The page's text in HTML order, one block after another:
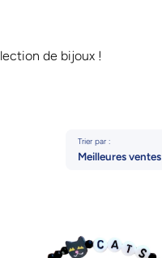
de bijoux !
Trier par :
Meilleures ventes